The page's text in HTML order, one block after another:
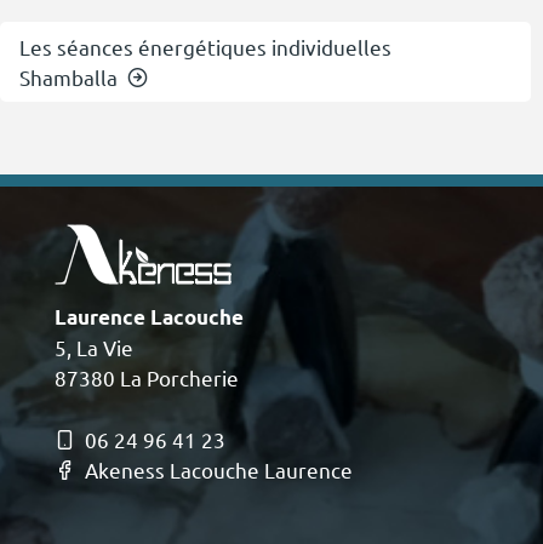
Les séances énergétiques individuelles
Shamballa
Laurence Lacouche
5, La Vie
87380 La Porcherie
06 24 96 41 23
Akeness Lacouche Laurence